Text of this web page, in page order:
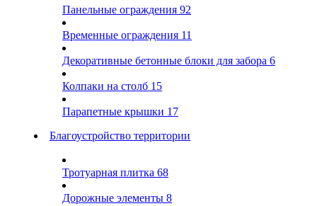
Панельные ограждения 92
Временные ограждения 11
Декоративные бетонные блоки для забора 6
Колпаки на столб 15
Парапетные крышки 17
Благоустройство территории
Тротуарная плитка 68
Дорожные элементы 8